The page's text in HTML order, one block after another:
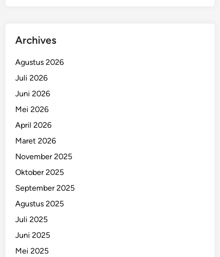
Archives
Agustus 2026
Juli 2026
Juni 2026
Mei 2026
April 2026
Maret 2026
November 2025
Oktober 2025
September 2025
Agustus 2025
Juli 2025
Juni 2025
Mei 2025